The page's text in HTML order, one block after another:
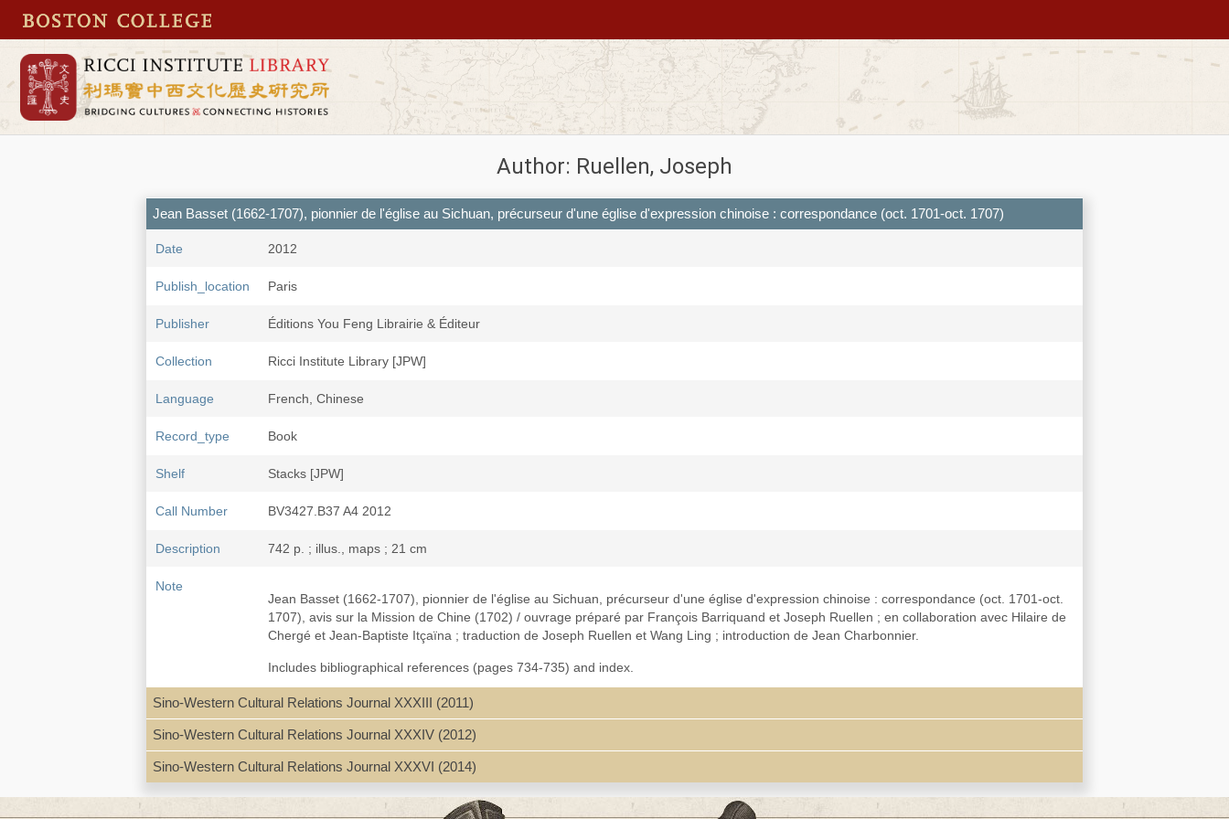
Author: Ruellen, Joseph
Jean Basset (1662-1707), pionnier de l'église au Sichuan, précurseur d'une église d'expression chinoise : correspondance (oct. 1701-oct. 1707)
Date 2012
Publish_location Paris
Publisher Éditions You Feng Librairie & Éditeur
Collection Ricci Institute Library [JPW]
Language French, Chinese
Record_type Book
Shelf Stacks [JPW]
Call Number BV3427.B37 A4 2012
Description 742 p. ; illus., maps ; 21 cm
Note
Jean Basset (1662-1707), pionnier de l'église au Sichuan, précurseur d'une église d'expression chinoise : correspondance (oct. 1701-oct.
1707), avis sur la Mission de Chine (1702) / ouvrage préparé par François Barriquand et Joseph Ruellen ; en collaboration avec Hilaire de
Chergé et Jean-Baptiste Itçaïna ; traduction de Joseph Ruellen et Wang Ling ; introduction de Jean Charbonnier.
Includes bibliographical references (pages 734-735) and index.
Subject
Missions--China--Sichuan Sheng--History
Basset, Jean 白日昇, 1662-1707. Bible. N.T. Xinyue Shengjing 新約聖經
Sino-Western Cultural Relations Journal XXXIII (2011)
Sino-Western Cultural Relations Journal XXXIV (2012)
Sino-Western Cultural Relations Journal XXXVI (2014)